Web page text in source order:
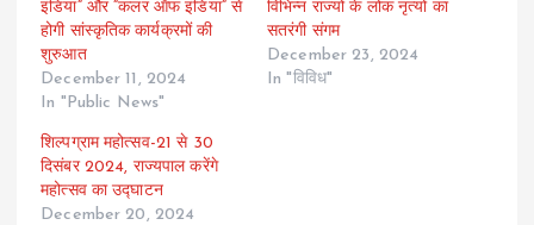
इंडिया“ और “कलर ऑफ इंडिया“ से
होगी सांस्कृतिक कार्यक्रमों की
शुरुआत
December 11, 2024
In "Public News"
विभिन्न राज्यों के लोक नृत्यों का
सतरंगी संगम
December 23, 2024
In "विविध"
शिल्पग्राम महोत्सव-21 से 30
दिसंबर 2024, राज्यपाल करेंगे
महोत्सव का उद्घाटन
December 20, 2024